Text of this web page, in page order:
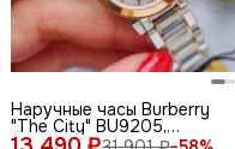
Наручные часы Burberry
"The City" BU9205,
кварцевые, женские, корпус